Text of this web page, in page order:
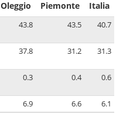
Oleggio Piemonte Italia
43.8 43.5 40.7
37.8 31.2 31.3
0.3 0.4 0.6
6.9 6.6 6.1